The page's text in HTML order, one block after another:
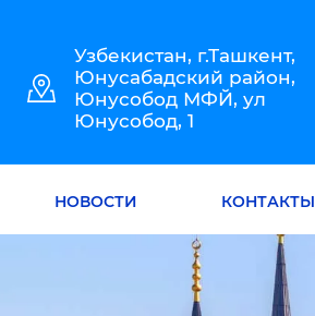
Узбекистан, г.Ташкент,
Юнусабадский район,
Юнусобод МФЙ, ул
Юнусобод, 1
НОВОСТИ КОНТАКТЫ